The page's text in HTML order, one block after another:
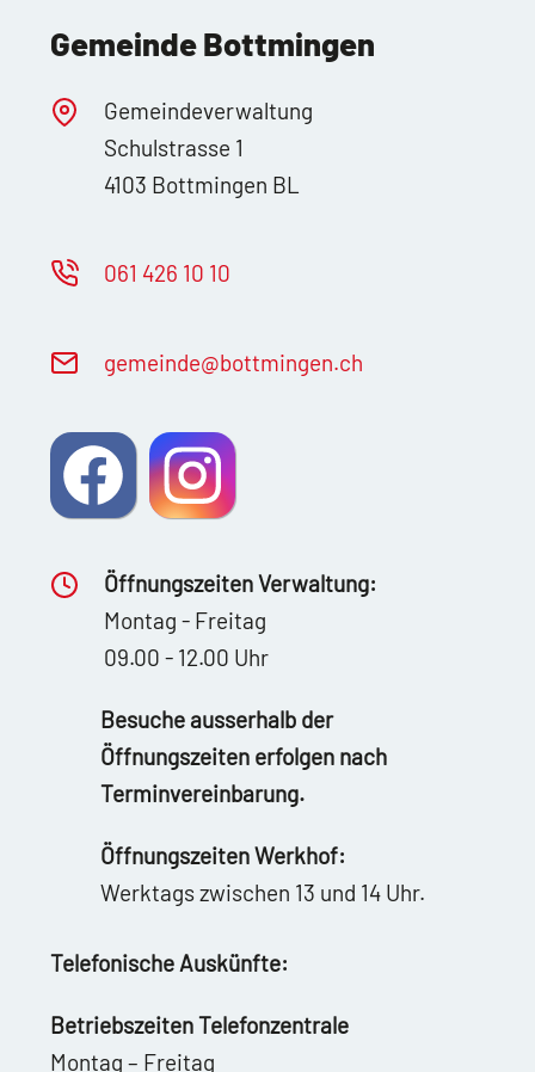
Gemeinde Bottmingen
Gemeindeverwaltung
Schulstrasse 1
4103 Bottmingen BL
061 426 10 10
g m nd b ttm ng n ch
Öffnungszeiten Verwaltung:
Montag - Freitag
09.00 - 12.00 Uhr
Besuche ausserhalb der
Öffnungszeiten erfolgen nach
Terminvereinbarung.
Öffnungszeiten Werkhof:
Werktags zwischen 13 und 14 Uhr.
Telefonische Auskünfte:
Betriebszeiten Telefonzentrale
Montag – Freitag